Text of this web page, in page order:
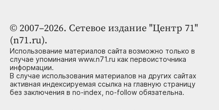
© 2007–2026. Сетевое издание "Центр 71"
(n71.ru).
Использование материалов сайта возможно только в
случае упоминания www.n71.ru как первоисточника
информации.
В случае использования материалов на других сайтах
активная индексируемая ссылка на главную страницу
без заключения в no-index, no-follow обязательна.